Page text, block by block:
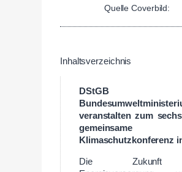
Quelle Coverbild:
Inhaltsverzeichnis
DStGB
veranstalten zum
gemeinsame
Klimaschutzkonferenz
Die